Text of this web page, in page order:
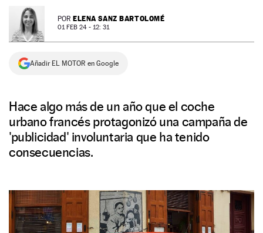
NEWSLETTER POR ELENA SANZ BARTOLOMÉ
01 FEB 24 - 12: 31
Añadir EL MOTOR en Google
Hace algo más de un año que el coche
urbano francés protagonizó una campaña de
'publicidad' involuntaria que ha tenido
consecuencias.